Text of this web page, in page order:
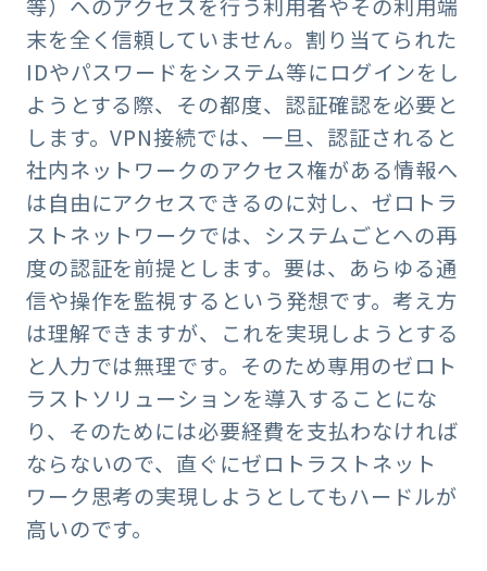
末を全く信頼していません。割り当てられた
IDやパスワードをシステム等にログインをし
ようとする際、その都度、認証確認を必要と
します。VPN接続では、一旦、認証されると
社内ネットワークのアクセス権がある情報へ
は自由にアクセスできるのに対し、ゼロトラ
ストネットワークでは、システムごとへの再
度の認証を前提とします。要は、あらゆる通
信や操作を監視するという発想です。考え方
は理解できますが、これを実現しようとする
と人力では無理です。そのため専用のゼロト
ラストソリューションを導入することにな
り、そのためには必要経費を支払わなければ
ならないので、直ぐにゼロトラストネット
ワーク思考の実現しようとしてもハードルが
高いのです。